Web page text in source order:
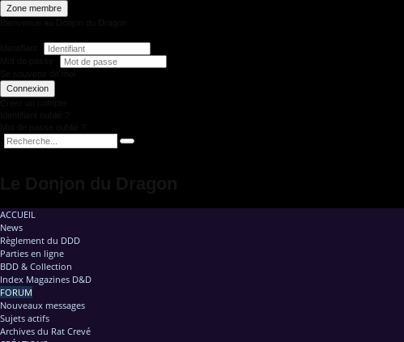
Zone membre
Connexion
ACCUEIL
News
Règlement du DDD
Parties en ligne
BDD & Collection
Index Magazines D&D
FORUM
Nouveaux messages
Sujets actifs
Archives du Rat Crevé